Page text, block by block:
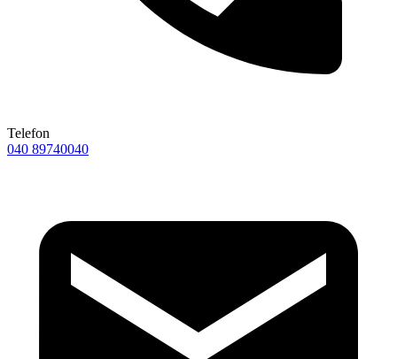
Telefon
040 89740040